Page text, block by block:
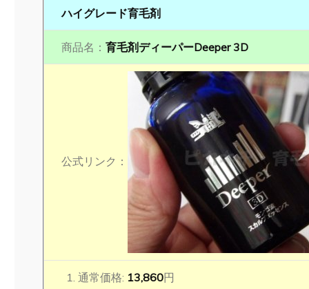
ソフラボン
類が豊富
で、ビオカ
ニンAと呼
一種には、
症の原因で
クターゼを
する効果を
ハイグレード育毛剤
商品名：育毛剤ディーパーDeeper 3D
公式リンク：
通常価格: 13,860円